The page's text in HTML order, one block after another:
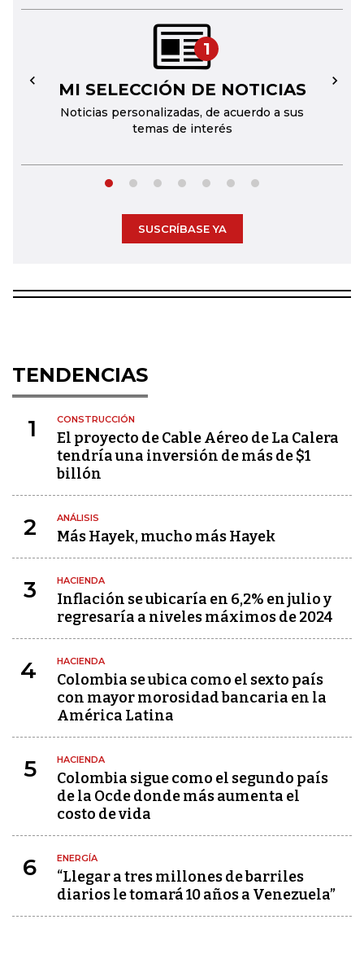
1
MI SELECCIÓN DE NOTICIAS
Noticias personalizadas, de acuerdo a sus
temas de interés
← →
SUSCRÍBASE YA
TENDENCIAS
1 CONSTRUCCIÓN
El proyecto de Cable Aéreo de La Calera
tendría una inversión de más de $1
billón
2 ANÁLISIS
Más Hayek, mucho más Hayek
3 HACIENDA
Inflación se ubicaría en 6,2% en julio y
regresaría a niveles máximos de 2024
4 HACIENDA
Colombia se ubica como el sexto país
con mayor morosidad bancaria en la
América Latina
5 HACIENDA
Colombia sigue como el segundo país
de la Ocde donde más aumenta el
costo de vida
6 ENERGÍA
“Llegar a tres millones de barriles
diarios le tomará 10 años a Venezuela”